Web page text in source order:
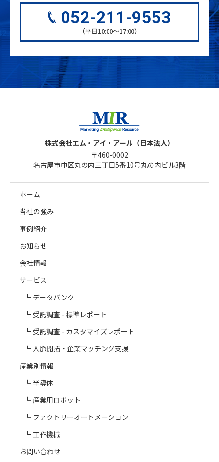
052-211-9553
（平日10:00〜17:00）
株式会社エム・アイ・アール（日本法人）
〒460-0002
名古屋市中区丸の内三丁目5番10号丸の内ビル3階
ホーム
当社の強み
事例紹介
お知らせ
会社情報
サービス
データバンク
受託調査 - 標準レポート
受託調査 - カスタマイズレポート
人脈開拓・企業マッチング支援
産業別情報
半導体
産業用ロボット
ファクトリーオートメーション
工作機械
お問い合わせ